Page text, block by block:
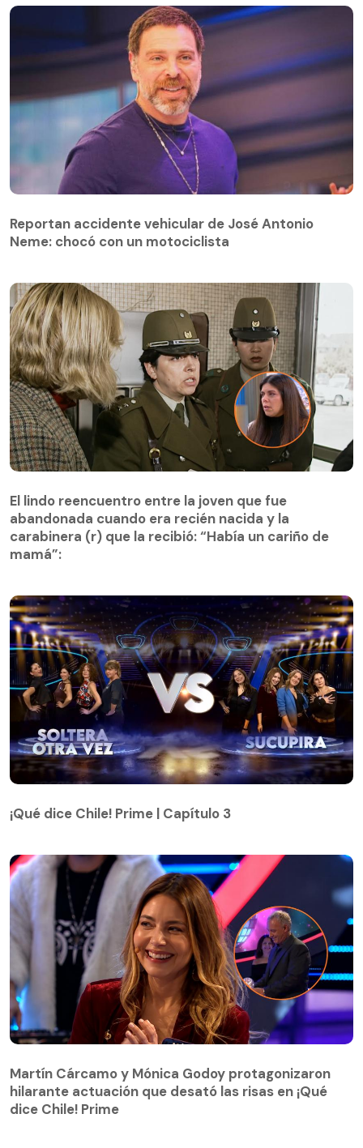
Reportan accidente vehicular de José Antonio
Neme: chocó con un motociclista
abandonada cuando era recién nacida y la
carabinera (r) que la recibió: “Había un cariño de
mamá”:
El lindo reencuentro entre la joven que fue
abandonada cuando era recién nacida y la
carabinera (r) que la recibió: “Había un cariño de
mamá”:
¡Qué dice Chile! Prime | Capítulo 3
hilarante actuación que desató las risas en ¡Qué
dice Chile! Prime
Martín Cárcamo y Mónica Godoy protagonizaron
hilarante actuación que desató las risas en ¡Qué
dice Chile! Prime